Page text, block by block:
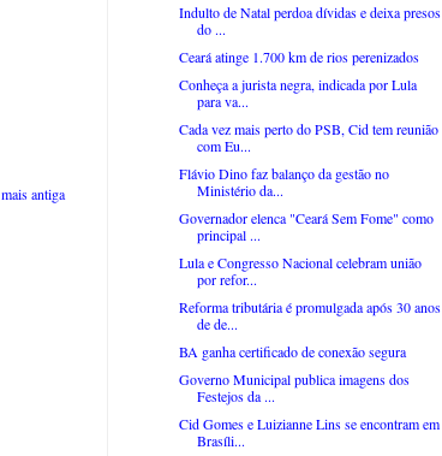
antiga
Indulto de Natal perdoa dívidas e deixa presos
do ...
Ceará atinge 1.700 km de rios perenizados
Conheça a jurista negra, indicada por Lula
para va...
Cada vez mais perto do PSB, Cid tem reunião
com Eu...
Flávio Dino faz balanço da gestão no
Ministério da...
Governador elenca "Ceará Sem Fome" como
principal ...
Lula e Congresso Nacional celebram união
por refor...
Reforma tributária é promulgada após 30 anos
de de...
BA ganha certificado de conexão segura
Governo Municipal publica imagens dos
Festejos da ...
Cid Gomes e Luizianne Lins se encontram em
Brasíli...